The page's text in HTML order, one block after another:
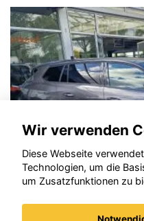
LLC
Wir verwenden
Diese Webseite
Technologien, um die
um Zusatzfunktionen zu